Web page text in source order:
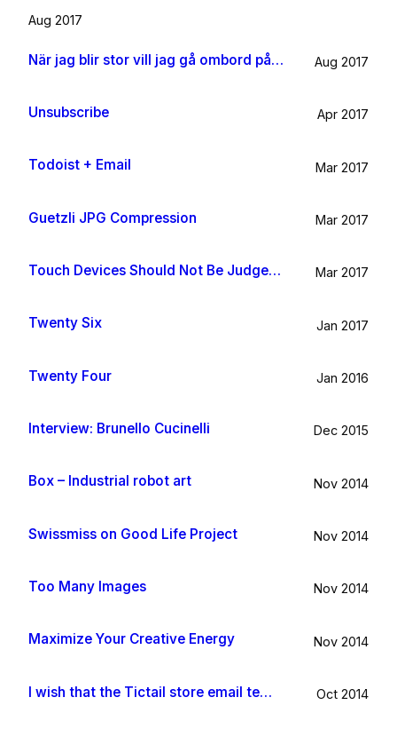
Aug 2017
När jag blir stor vill jag gå ombord på en sån dära båt och äta gifflar och dricka något gott. Bara för att det känns som något jag skulle tycka om. Aug 2017
Unsubscribe Apr 2017
Todoist + Email Mar 2017
Guetzli JPG Compression Mar 2017
Touch Devices Should Not Be Judged By Their Size Mar 2017
Twenty Six Jan 2017
Twenty Four Jan 2016
Interview: Brunello Cucinelli Dec 2015
Box – Industrial robot art Nov 2014
Swissmiss on Good Life Project Nov 2014
Too Many Images Nov 2014
Maximize Your Creative Energy Nov 2014
I wish that the Tictail store email template would be improved Oct 2014